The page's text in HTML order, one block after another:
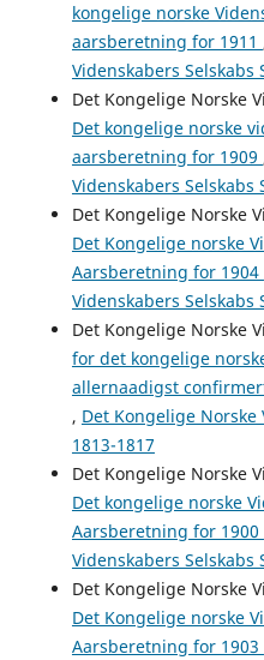
kongelige norske
aarsberetning for 1911
Videnskabers Selskabs
Det Kongelige Norske
Det kongelige norske
aarsberetning for 1909
Videnskabers Selskabs
Det Kongelige Norske
Det Kongelige norske
Aarsberetning for 1904
Videnskabers Selskabs
Det Kongelige Norske
for det kongelige
allernaadigst
, Det Kongelige Norske
1813-1817
Det Kongelige Norske
Det kongelige norske
Aarsberetning for 1900
Videnskabers Selskabs
Det Kongelige Norske
Det Kongelige norske
Aarsberetning for 1903